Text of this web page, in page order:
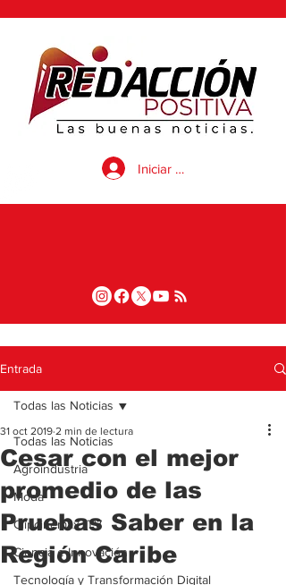
Iniciar sesión
Entrada
Todas las Noticias
Agroindustria
Moda
Clipcinemax_TV
Ciencia e Innovación
Tecnología y Transformación Digital
Todas las Noticias
Cesar con el mejor
promedio de las
Pruebas Saber en la
Región Caribe
31 oct 2019 2 min de lectura